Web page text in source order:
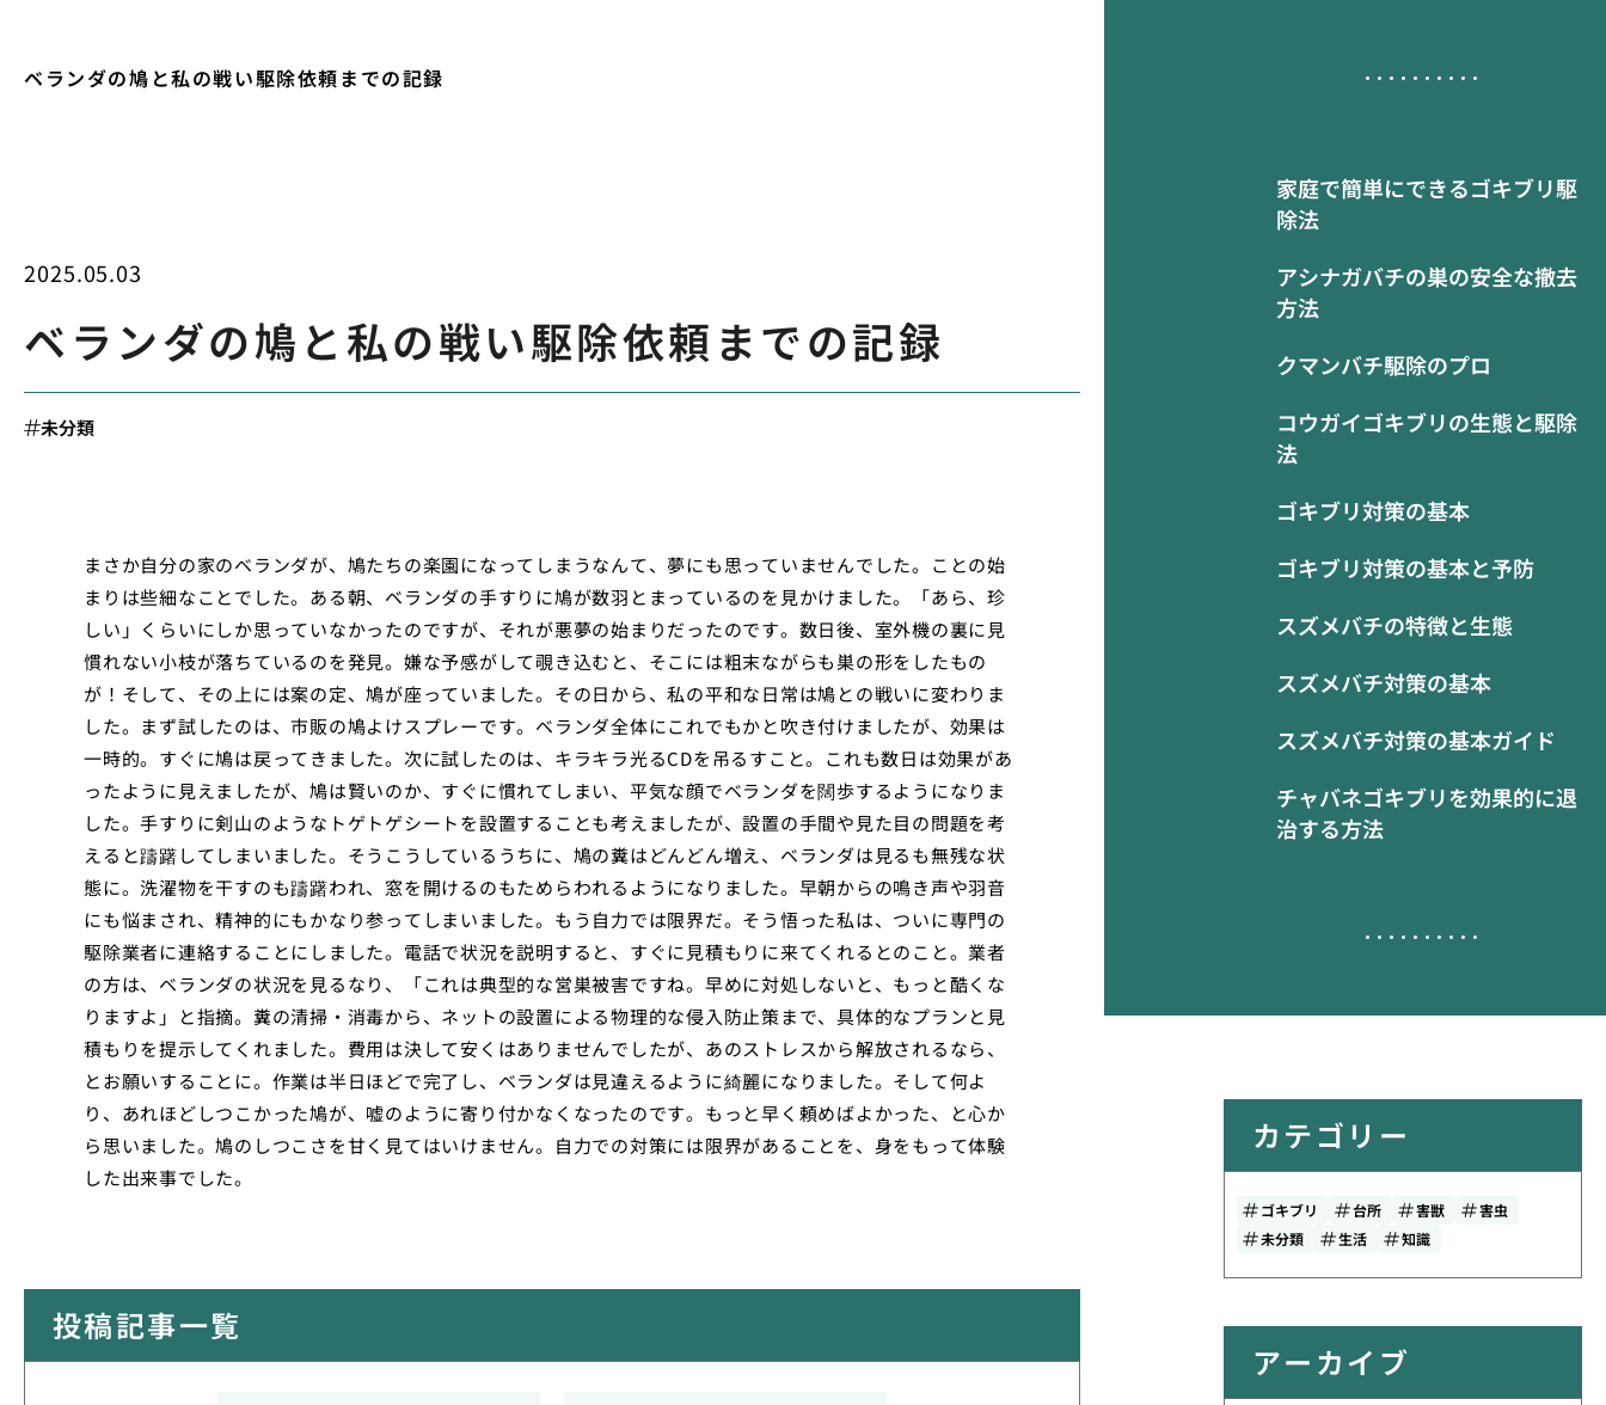
ベランダの鳩と私の戦い駆除依頼までの記録
家庭で簡単にできるゴキブリ駆
除法
アシナガバチの巣の安全な撤去
方法
クマンバチ駆除のプロ
コウガイゴキブリの生態と駆除
法
ゴキブリ対策の基本
ゴキブリ対策の基本と予防
スズメバチの特徴と生態
スズメバチ対策の基本
スズメバチ対策の基本ガイド
チャバネゴキブリを効果的に退
治する方法
2025.05.03
ベランダの鳩と私の戦い駆除依頼までの記録
未分類
まさか自分の家のベランダが、鳩たちの楽園になってしまうなんて、夢にも思っていませんでした。ことの始
まりは些細なことでした。ある朝、ベランダの手すりに鳩が数羽とまっているのを見かけました。「あら、珍
しい」くらいにしか思っていなかったのですが、それが悪夢の始まりだったのです。数日後、室外機の裏に見
慣れない小枝が落ちているのを発見。嫌な予感がして覗き込むと、そこには粗末ながらも巣の形をしたもの
が！そして、その上には案の定、鳩が座っていました。その日から、私の平和な日常は鳩との戦いに変わりま
した。まず試したのは、市販の鳩よけスプレーです。ベランダ全体にこれでもかと吹き付けましたが、効果は
一時的。すぐに鳩は戻ってきました。次に試したのは、キラキラ光るCDを吊るすこと。これも数日は効果があ
ったように見えましたが、鳩は賢いのか、すぐに慣れてしまい、平気な顔でベランダを闊歩するようになりま
した。手すりに剣山のようなトゲトゲシートを設置することも考えましたが、設置の手間や見た目の問題を考
えると躊躇してしまいました。そうこうしているうちに、鳩の糞はどんどん増え、ベランダは見るも無残な状
態に。洗濯物を干すのも躊躇われ、窓を開けるのもためらわれるようになりました。早朝からの鳴き声や羽音
にも悩まされ、精神的にもかなり参ってしまいました。もう自力では限界だ。そう悟った私は、ついに専門の
駆除業者に連絡することにしました。電話で状況を説明すると、すぐに見積もりに来てくれるとのこと。業者
の方は、ベランダの状況を見るなり、「これは典型的な営巣被害ですね。早めに対処しないと、もっと酷くな
りますよ」と指摘。糞の清掃・消毒から、ネットの設置による物理的な侵入防止策まで、具体的なプランと見
積もりを提示してくれました。費用は決して安くはありませんでしたが、あのストレスから解放されるなら、
とお願いすることに。作業は半日ほどで完了し、ベランダは見違えるように綺麗になりました。そして何よ
り、あれほどしつこかった鳩が、嘘のように寄り付かなくなったのです。もっと早く頼めばよかった、と心か
ら思いました。鳩のしつこさを甘く見てはいけません。自力での対策には限界があることを、身をもって体験
した出来事でした。
投稿記事一覧
カテゴリー
ゴキブリ 台所 害獣
害虫
未分類
生活 知識
アーカイブ